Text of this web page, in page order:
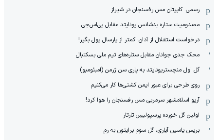
رسمی: کاپیتان مس رفسنجان در شیراز
مصدومیت ستاره بدشانس یونایتد مقابل پی‌اس‌جی
درخواست استقلال از آدان: کمتر از پارسال پول بگیر!
محک جدی ‌جوانان مقابل ستاره‌های تیم ملی بسکتبال
گل اول منچستریونایتد به پاری سن ژرمن (امبئومبو)
روی طرحی برای عبور ایمن کشتی‌ها کار می‌کنیم
آریو اسلامشهر سرمربی مس رفسنجان را هوا کرد!
اولین گل خورده پرسپولیسِ تارتار
بریس یاسین آیاری، گل سوم برایتون به رم